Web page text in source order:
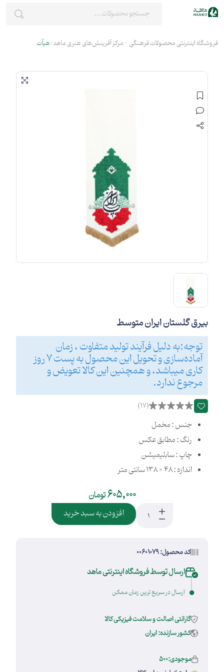
فروشگاه اینترنتی محصولات فرهنگی - مرکز آفرینش‌های هنری ماهد هیأت
بیرق گلستان ایران متوسط
توجه:به دلیل فرآیند تولید متفاوت ، زمان
آماده‌سازی و تحویل این محصول به پست 7 روز
کاری میباشد، و همچنین این کالا تعویض و
مرجوع ندارد.
(17)
جنس : مخمل
رنگ : مطابق عکس
چاپ : سابلیمیشن
اندازه : 48 × 138 سانتی متر
605,000تومان
افزودن به سبد خرید
کد محصول: 00601079
ارسال توسط فروشگاه اینترنتی ماهد
ارسال در سریع ترین زمان ممکن
گارانتی اصالت و سلامت فیزیکی کالا
کشور سازنده: ایران
موجودی:500